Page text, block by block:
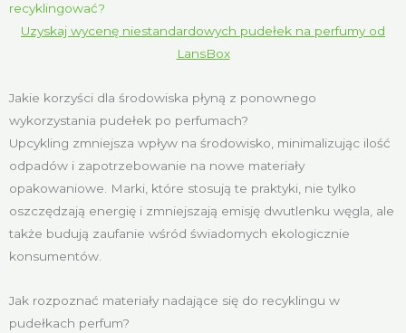
Uzyskaj wycenę niestandardowych pudełek na perfumy od
LansBox
Jakie korzyści dla środowiska płyną z ponownego
wykorzystania pudełek po perfumach?
Upcykling zmniejsza wpływ na środowisko, minimalizując ilość
odpadów i zapotrzebowanie na nowe materiały
opakowaniowe. Marki, które stosują te praktyki, nie tylko
oszczędzają energię i zmniejszają emisję dwutlenku węgla, ale
także budują zaufanie wśród świadomych ekologicznie
konsumentów.
Jak rozpoznać materiały nadające się do recyklingu w
pudełkach perfum?